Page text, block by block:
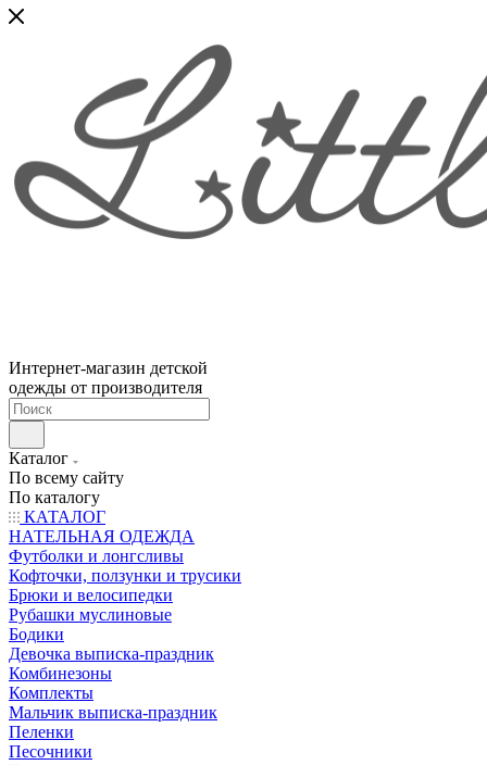
Интернет-магазин детской
одежды от производителя
Каталог
По всему сайту
По каталогу
КАТАЛОГ
НАТЕЛЬНАЯ ОДЕЖДА
Футболки и лонгсливы
Кофточки, ползунки и трусики
Брюки и велосипедки
Рубашки муслиновые
Бодики
Девочка выписка-праздник
Комбинезоны
Комплекты
Мальчик выписка-праздник
Пеленки
Песочники